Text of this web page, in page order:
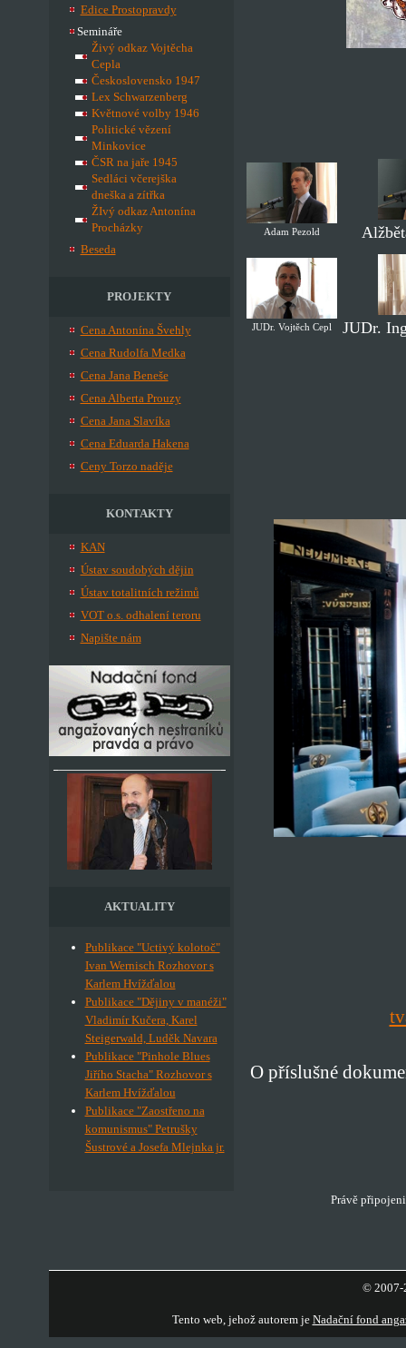
Edice Prostopravdy
Semináře
Živý odkaz Vojtěcha
Cepla
Československo 1947
Lex Schwarzenberg
Květnové volby 1946
Politické vězení
Minkovice
ČSR na jaře 1945
Sedláci včerejška
dneška a zítřka
ŽIvý odkaz Antonína
Procházky
Beseda
PROJEKTY
Cena Antonína Švehly
Cena Rudolfa Medka
Cena Jana Beneše
Cena Alberta Prouzy
Cena Jana Slavíka
Cena Eduarda Hakena
Ceny Torzo naděje
KONTAKTY
KAN
Ústav soudobých dějin
Ústav totalitních režimů
VOT o.s. odhalení teroru
Napište nám
AKTUALITY
Publikace "Uctivý kolotoč"
Ivan Wernisch Rozhovor s
Karlem Hvížďalou
Publikace "Dějiny v manéži"
Vladimír Kučera, Karel
Steigerwald, Luděk Navara
Publikace "Pinhole Blues
Jiřího Stacha" Rozhovor s
Karlem Hvížďalou
Publikace "Zaostřeno na
komunismus" Petrušky
Šustrové a Josefa Mlejnka jr.
Adam Pezold
JUDr. Vojtěch Cepl JUDr.
O příslušné
Právě
© 2007-
Tento web, jehož autorem je Nadační fond